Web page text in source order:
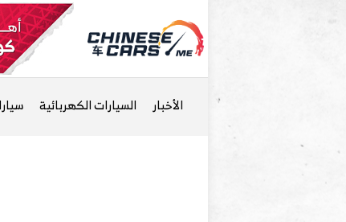
الأخبار السيارات الكهربائية